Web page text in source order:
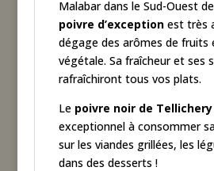
Malabar dans le Sud-Ouest
poivre d’exceptionest très
dégage des arômes de fruits
végétale. Sa fraîcheur et ses
rafraîchiront tous vos plats.
Lepoivre noir de Tellichery
exceptionnel à consommer
sur les viandes grillées, les
dans des desserts !